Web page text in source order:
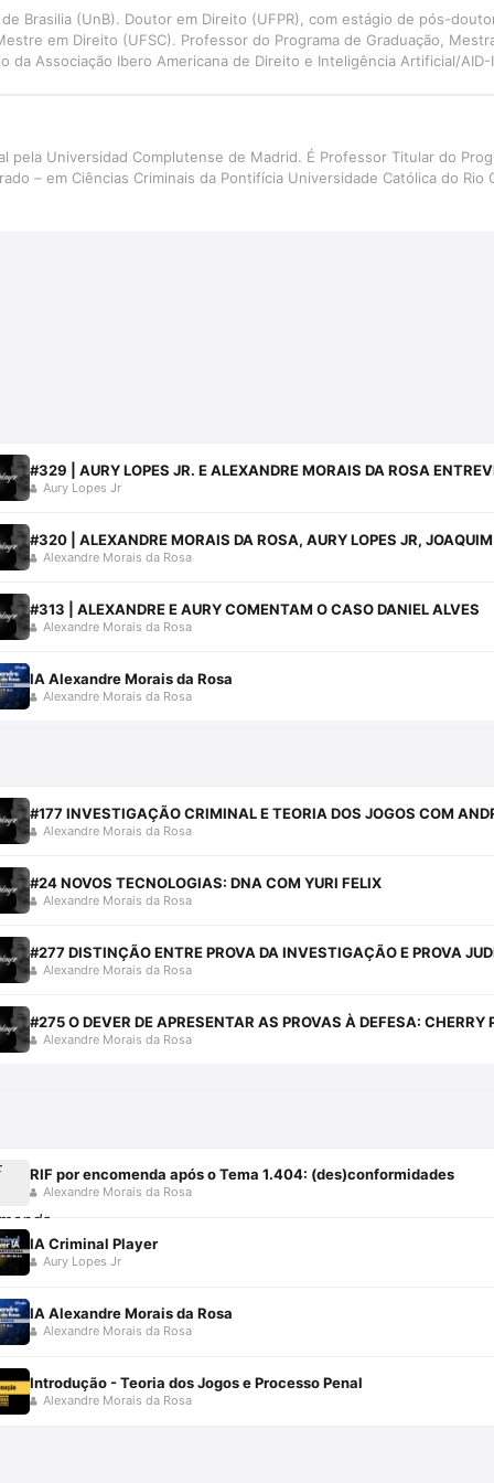
Brasilia (UnB). Doutor em Direito (UFPR), com estágio de pós-
em Direito (UFSC). Professor do Programa de Graduação,
da Associação Ibero Americana de Direito e Inteligência Artificial/
pela Universidad Complutense de Madrid. É Professor Titular do
– em Ciências Criminais da Pontifícia Universidade Católica do
#329 | AURY LOPES JR. E ALEXANDRE MORAIS DA ROSA
Aury Lopes Jr
#320 | ALEXANDRE MORAIS DA ROSA, AURY LOPES JR,
Alexandre Morais da Rosa
#313 | ALEXANDRE E AURY COMENTAM O CASO DANIEL ALVES
Alexandre Morais da Rosa
IA Alexandre Morais da Rosa
Alexandre Morais da Rosa
#177 INVESTIGAÇÃO CRIMINAL E TEORIA DOS JOGOS COM
Alexandre Morais da Rosa
#24 NOVOS TECNOLOGIAS: DNA COM YURI FELIX
Alexandre Morais da Rosa
#277 DISTINÇÃO ENTRE PROVA DA INVESTIGAÇÃO E PROVA
Alexandre Morais da Rosa
#275 O DEVER DE APRESENTAR AS PROVAS À DEFESA: CHERRY
Alexandre Morais da Rosa
RIF por encomenda após o Tema 1.404: (des)conformidades
Alexandre Morais da Rosa
IA Criminal Player
Aury Lopes Jr
IA Alexandre Morais da Rosa
Alexandre Morais da Rosa
Introdução - Teoria dos Jogos e Processo Penal
Alexandre Morais da Rosa